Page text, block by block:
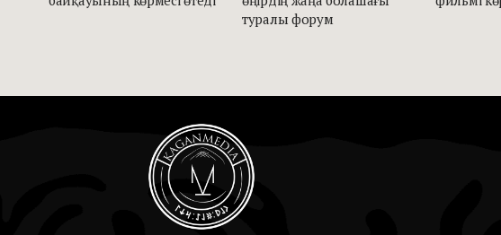
туралы форум